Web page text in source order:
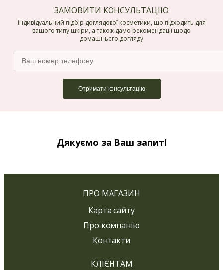
ЗАМОВИТИ КОНСУЛЬТАЦІЮ
індивідуальний підбір доглядової косметики, що підходить для
вашого типу шкіри, а також дамо рекомендації щодо
домашнього догляду
Дякуємо за Ваш запит!
ПРО МАГАЗИН
Карта сайту
Про компанію
Контакти
КЛІЄНТАМ